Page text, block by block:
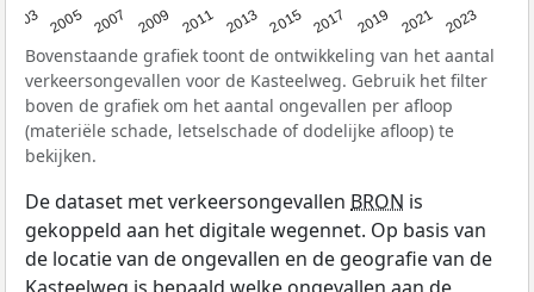
2003 2005 2007 2009 2011 2013 2015 2017 2019 2021 2023
Bovenstaande grafiek toont de ontwikkeling van het aantal
verkeersongevallen voor de Kasteelweg. Gebruik het filter
boven de grafiek om het aantal ongevallen per afloop
(materiële schade, letselschade of dodelijke afloop) te
bekijken.
De dataset met verkeersongevallen BRON is
gekoppeld aan het digitale wegennet. Op basis van
de locatie van de ongevallen en de geografie van de